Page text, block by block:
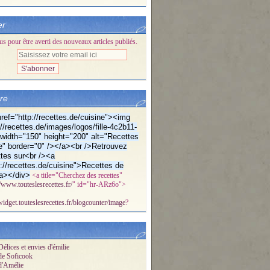
pour être averti des nouveaux articles publiés.
recettes.de/cuisine"><img
recettes.de/images/logos/fille-4c2b11-
height="200" alt="Recettes
border="0" /></a><br />Retrouvez
sur<br /><a
recettes.de/cuisine">Recettes de
div> <a title="Cherchez des recettes"
" id="hr-ARz6o">
blogcounter/image?
et envies d'émilie
Soficook